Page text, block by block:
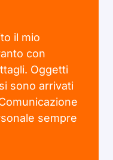
il mio
con
Oggetti
sono arrivati
sempre